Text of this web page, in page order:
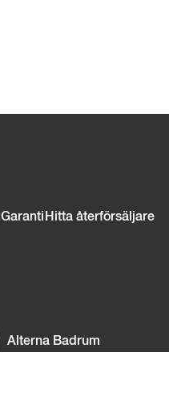
Garanti Hitta återförsäljare
Alterna Badrum